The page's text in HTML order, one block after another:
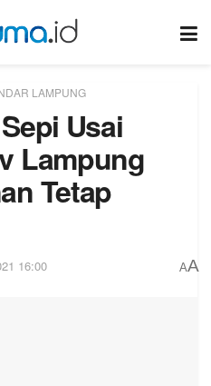
LAMPUNG
Usai
Lampung
Tetap
16:00 AA